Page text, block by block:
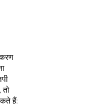
हैं: